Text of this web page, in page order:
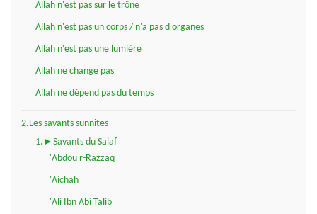
Allah n'est pas sur le trône
Allah n'est pas un corps / n'a pas d'organes
Allah n'est pas une lumière
Allah ne change pas
Allah ne dépend pas du temps
2.Les savants sunnites
1.►Savants du Salaf
'Abdou r-Razzaq
'Aichah
'Ali Ibn Abi Talib